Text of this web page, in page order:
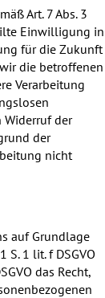
Art. 7 Abs. 3
Einwilligung in
für die Zukunft
die betroffenen
Verarbeitung
Widerruf der
der
nicht
auf Grundlage
S. 1 lit. f DSGVO
das Recht,